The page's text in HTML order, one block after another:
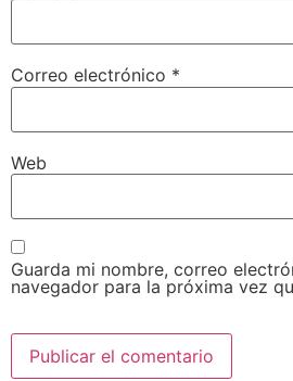
Correo electrónico *
Web
Guarda mi nombre, correo
navegador para la próxima vez